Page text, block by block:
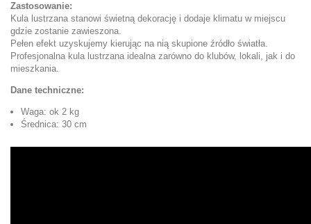
Zastosowanie:
Kula lustrzana stanowi świetną dekorację i dodaje klimatu w miejscu
gdzie zostanie zawieszona.
Pełen efekt uzyskujemy kierując na nią skupione źródło światła.
Profesjonalna kula lustrzana idealna zarówno do klubów, lokali, jak i do
mieszkania.
Dane techniczne:
Waga: ok 2 kg
Średnica: 30 cm